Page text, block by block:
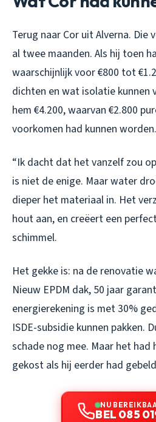
Terug naar Cor uit Alverna. Die
al twee maanden. Als hij toen
waarschijnlijk voor €800 tot
dichten en wat isolatie kunnen
hem €4.200, waarvan €2.800
voorkomen had kunnen worden.
“Ik dacht dat het vanzelf zou
is niet de enige. Maar water
dieper het materiaal in. Het
hout aan, en creëert een
schimmel.
Het gekke is: na de renovatie
Nieuw EPDM dak, 50 jaar
energierekening is met 30%
ISDE-subsidie kunnen pakken.
schade nog mee. Maar het had
gekost als hij eerder had
NU
BEL 085